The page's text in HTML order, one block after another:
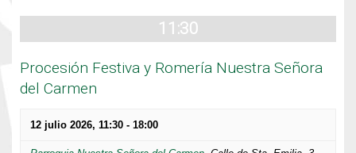
11:30
Procesión Festiva y Romería Nuestra Señora
del Carmen
12 julio 2026, 11:30 - 18:00